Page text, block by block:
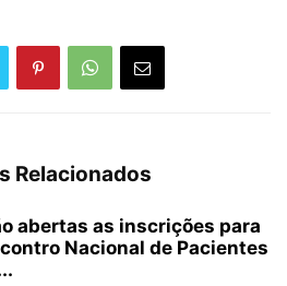
Relacionados
abertas as inscrições para
Nacional de Pacientes